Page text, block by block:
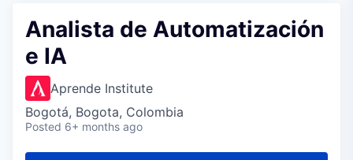
Analista de Automatización
e IA
Aprende Institute
Bogotá, Bogota, Colombia
Posted 6+ months ago